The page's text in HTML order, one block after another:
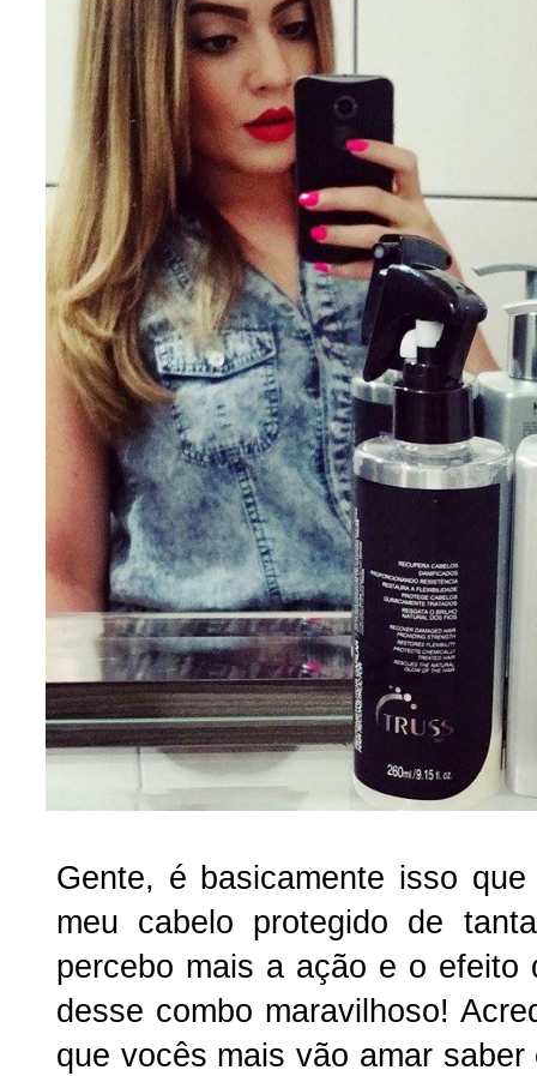
Gente, é basicamente isso
meu cabelo protegido de
percebo mais a ação e o efeito
desse combo maravilhoso!
que vocês mais vão amar